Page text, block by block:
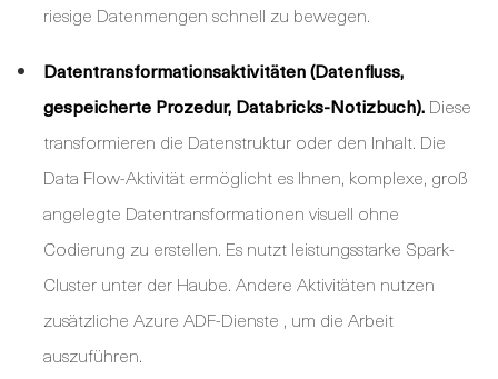
riesige Datenmengen schnell zu bewegen.
Datentransformationsaktivitäten (Datenfluss,
gespeicherte Prozedur, Databricks-Notizbuch). Diese
transformieren die Datenstruktur oder den Inhalt. Die
Data Flow-Aktivität ermöglicht es Ihnen, komplexe, groß
angelegte Datentransformationen visuell ohne
Codierung zu erstellen. Es nutzt leistungsstarke Spark-
Cluster unter der Haube. Andere Aktivitäten nutzen
zusätzliche Azure ADF-Dienste , um die Arbeit
auszuführen.